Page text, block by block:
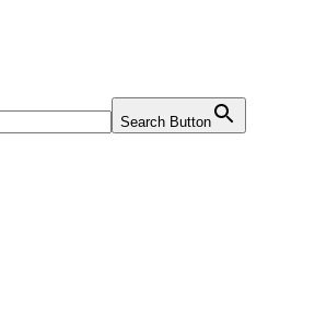
Search Button